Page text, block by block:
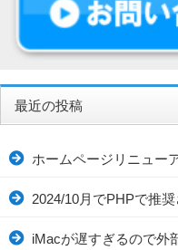
最近の投稿
ホームページリニュー
2024/10月でPHPで推
iMacが遅すぎるので外